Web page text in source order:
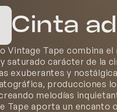
Cinta
Vintage Tape combina
saturado carácter de la
exuberantes y
producciones
melodías
Tape aporta un encanto